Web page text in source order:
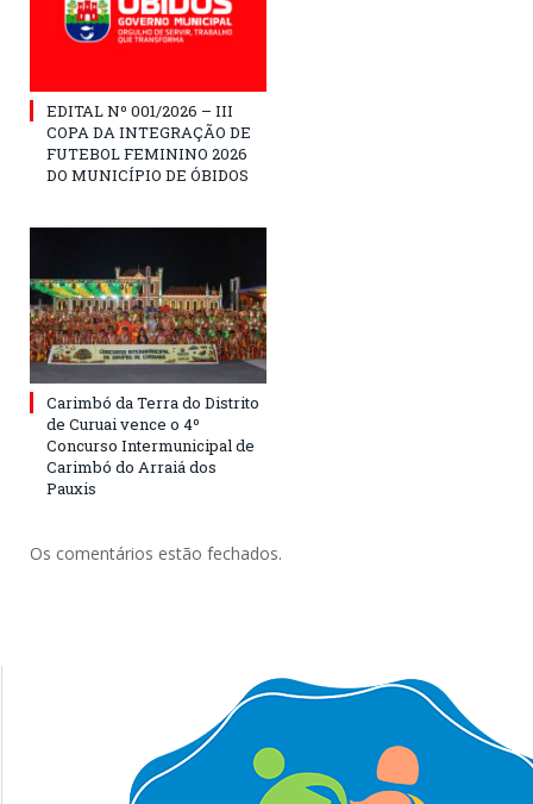
EDITAL Nº 001/2026 – III
COPA DA INTEGRAÇÃO DE
FUTEBOL FEMININO 2026
DO MUNICÍPIO DE ÓBIDOS
Carimbó da Terra do Distrito
de Curuai vence o 4º
Concurso Intermunicipal de
Carimbó do Arraiá dos
Pauxis
Os comentários estão fechados.